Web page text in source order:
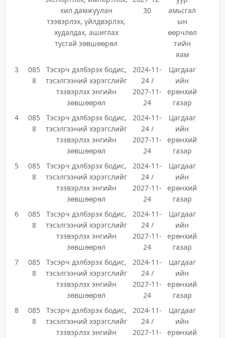
хил дамжуулан
тээвэрлэх, үйлдвэрлэх,
худалдах, ашиглах
тусгай зөвшөөрөл
30
амьсгал
ын
өөрчлөл
тийн
яам
3
085
8
Тэсэрч дэлбэрэх бодис,
тэсэлгээний хэрэгслийг
тээвэрлэх энгийн
зөвшөөрөл
2024-11-
24 /
2027-11-
24
Цагдааг
ийн
ерөнхий
газар
4
085
8
Тэсэрч дэлбэрэх бодис,
тэсэлгээний хэрэгслийг
тээвэрлэх энгийн
зөвшөөрөл
2024-11-
24 /
2027-11-
24
Цагдааг
ийн
ерөнхий
газар
5
085
8
Тэсэрч дэлбэрэх бодис,
тэсэлгээний хэрэгслийг
тээвэрлэх энгийн
зөвшөөрөл
2024-11-
24 /
2027-11-
24
Цагдааг
ийн
ерөнхий
газар
6
085
8
Тэсэрч дэлбэрэх бодис,
тэсэлгээний хэрэгслийг
тээвэрлэх энгийн
зөвшөөрөл
2024-11-
24 /
2027-11-
24
Цагдааг
ийн
ерөнхий
газар
7
085
8
Тэсэрч дэлбэрэх бодис,
тэсэлгээний хэрэгслийг
тээвэрлэх энгийн
зөвшөөрөл
2024-11-
24 /
2027-11-
24
Цагдааг
ийн
ерөнхий
газар
8
085
8
Тэсэрч дэлбэрэх бодис,
тэсэлгээний хэрэгслийг
тээвэрлэх энгийн
2024-11-
24 /
2027-11-
Цагдааг
ийн
ерөнхий